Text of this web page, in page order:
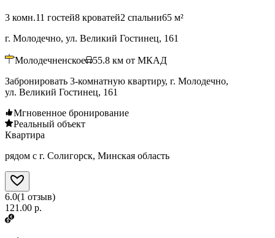
3 комн.11 гостей8 кроватей2 спальни65 м²
г. Молодечно, ул. Великий Гостинец, 161
Молодечненское 55.8 км от МКАД
Забронировать 3-комнатную квартиру, г. Молодечно,
ул. Великий Гостинец, 161
Мгновенное бронирование
Реальный объект
Квартира
рядом с г. Солигорск, Минская область
6.0(1 отзыв)
121.00 р.